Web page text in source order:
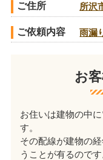
ご住所 所沢
ご依頼内容 雨漏
お
お住いは建物の中
す。
その配線が建物の
うことが有るのです